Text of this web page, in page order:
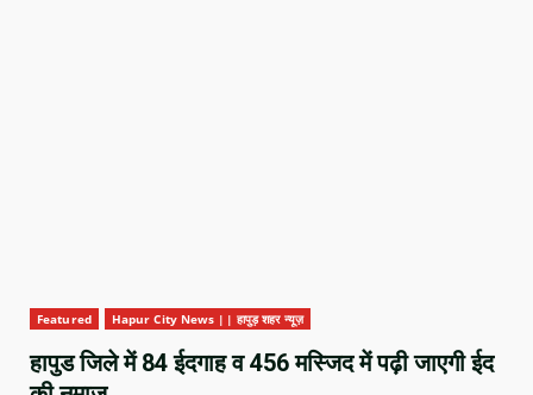
Featured Hapur City News || हापुड़ शहर न्यूज़
हापुड जिले में 84 ईदगाह व 456 मस्जिद में पढ़ी जाएगी ईद